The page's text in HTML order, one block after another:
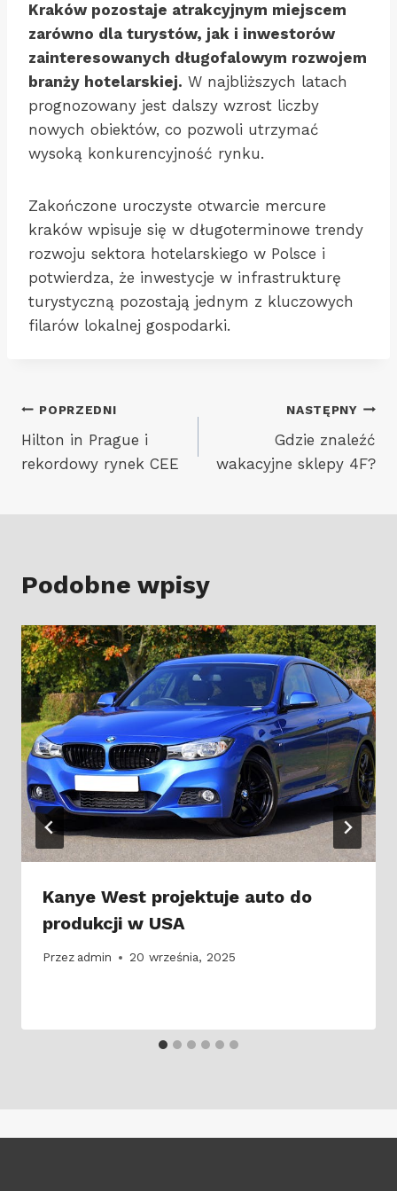
Kraków pozostaje atrakcyjnym miejscem
zarówno dla turystów, jak i inwestorów
zainteresowanych długofalowym rozwojem
branży hotelarskiej. W najbliższych latach
prognozowany jest dalszy wzrost liczby
nowych obiektów, co pozwoli utrzymać
wysoką konkurencyjność rynku.
Zakończone uroczyste otwarcie mercure
kraków wpisuje się w długoterminowe trendy
rozwoju sektora hotelarskiego w Polsce i
potwierdza, że inwestycje w infrastrukturę
turystyczną pozostają jednym z kluczowych
filarów lokalnej gospodarki.
Nawigacja
wpisu
POPRZEDNI
Hilton in Prague i
rekordowy rynek CEE
NASTĘPNY
Gdzie znaleźć
wakacyjne sklepy 4F?
Podobne wpisy
Kanye West projektuje auto do
produkcji w USA
Przez admin 20 września, 2025